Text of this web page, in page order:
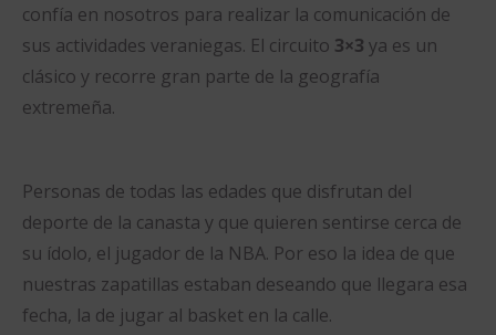
confía en nosotros para realizar la comunicación de
sus actividades veraniegas. El circuito 3×3 ya es un
clásico y recorre gran parte de la geografía
extremeña.
Personas de todas las edades que disfrutan del
deporte de la canasta y que quieren sentirse cerca de
su ídolo, el jugador de la NBA. Por eso la idea de que
nuestras zapatillas estaban deseando que llegara esa
fecha, la de jugar al basket en la calle.